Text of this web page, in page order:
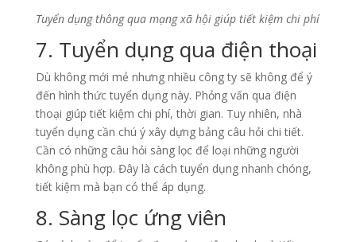
Tuyển dụng thông qua mạng xã hội giúp tiết kiệm chi phí
7. Tuyển dụng qua điện thoại
Dù không mới mẻ nhưng nhiều công ty sẽ không để ý
đến hình thức tuyển dụng này. Phỏng vấn qua điện
thoại giúp tiết kiệm chi phí, thời gian. Tuy nhiên, nhà
tuyển dụng cần chú ý xây dựng bảng câu hỏi chi tiết.
Cần có những câu hỏi sàng lọc để loại những người
không phù hợp. Đây là cách tuyển dụng nhanh chóng,
tiết kiệm mà bạn có thể áp dụng.
8. Sàng lọc ứng viên